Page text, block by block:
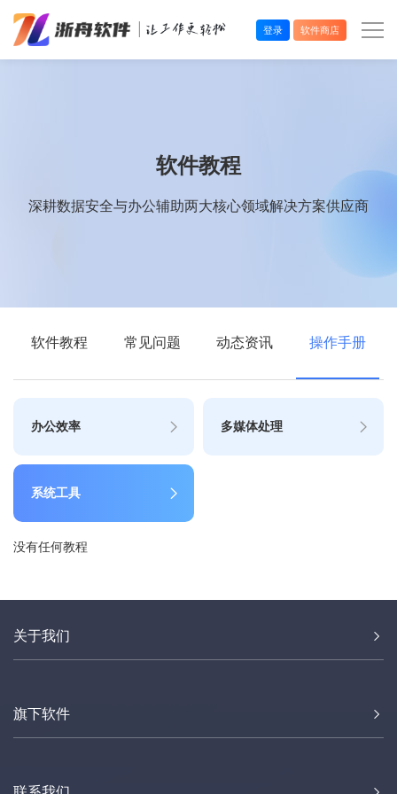
登录 软件商店
软件教程
深耕数据安全与办公辅助两大核心领域解决方案供应商
软件教程 常见问题 动态资讯 操作手册
办公效率 多媒体处理
系统工具
没有任何教程
关于我们
旗下软件